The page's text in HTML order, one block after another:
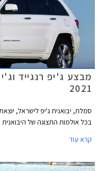
מבצע ג'יפ רנגייד
2021
בכל אולמות התצוגה של
קרא עוד